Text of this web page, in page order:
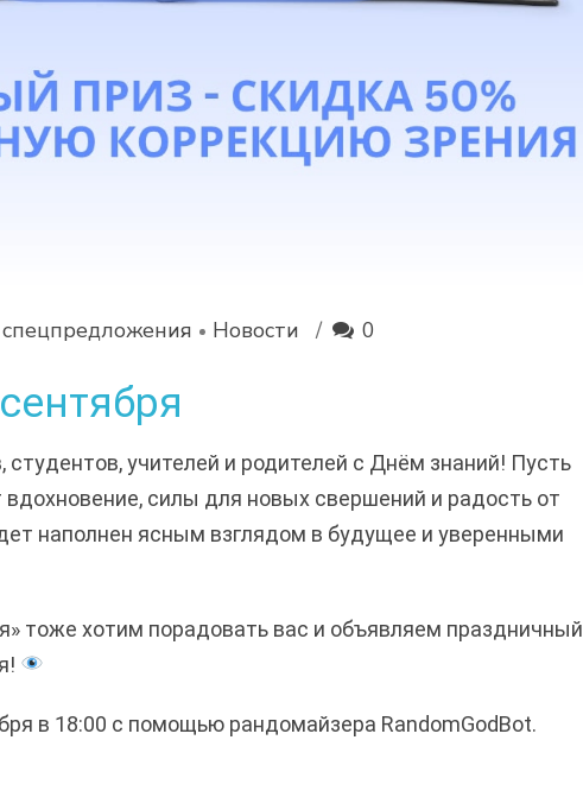
Новости 0
учителей и родителей с Днём знаний! Пусть
силы для новых свершений и радость от
наполнен ясным взглядом в будущее и уверенными
тоже хотим порадовать вас и объявляем праздничный
в 18:00 с помощью рандомайзера RandomGodBot.